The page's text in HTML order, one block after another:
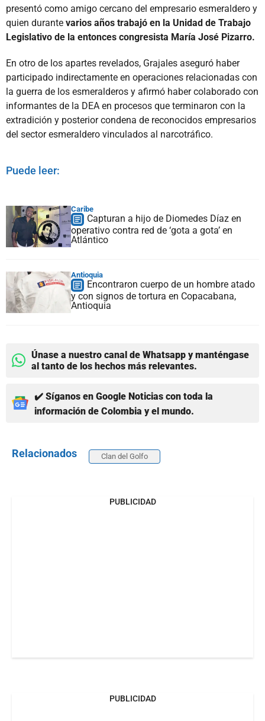
presentó como amigo cercano del empresario esmeraldero y
quien durante varios años trabajó en la Unidad de Trabajo
Legislativo de la entonces congresista María José Pizarro.
En otro de los apartes revelados, Grajales aseguró haber
participado indirectamente en operaciones relacionadas con
la guerra de los esmeralderos y afirmó haber colaborado con
informantes de la DEA en procesos que terminaron con la
extradición y posterior condena de reconocidos empresarios
del sector esmeraldero vinculados al narcotráfico.
Puede leer:
Caribe
Capturan a hijo de Diomedes Díaz en
operativo contra red de ‘gota a gota’ en
Atlántico
Antioquia
Encontraron cuerpo de un hombre atado
y con signos de tortura en Copacabana,
Antioquia
Únase a nuestro canal de Whatsapp y manténgase
al tanto de los hechos más relevantes.
✔️ Síganos en Google Noticias con toda la
información de Colombia y el mundo.
Relacionados Clan del Golfo
PUBLICIDAD
PUBLICIDAD